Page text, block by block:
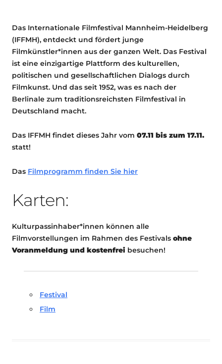
Das Internationale Filmfestival Mannheim-Heidelberg
(IFFMH), entdeckt und fördert junge
Filmkünstler*innen aus der ganzen Welt. Das Festival
ist eine einzigartige Plattform des kulturellen,
politischen und gesellschaftlichen Dialogs durch
Filmkunst. Und das seit 1952, was es nach der
Berlinale zum traditionsreichsten Filmfestival in
Deutschland macht.
Das IFFMH findet dieses Jahr vom 07.11 bis zum 17.11.
statt!
Das Filmprogramm finden Sie hier
Karten:
Kulturpassinhaber*innen können alle
Filmvorstellungen im Rahmen des Festivals ohne
Voranmeldung und kostenfrei besuchen!
Festival
Film